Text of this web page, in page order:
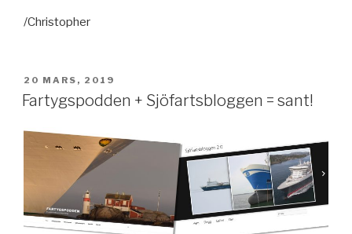
/Christopher
PUBLICERAT
20 MARS, 2019
Fartygspodden + Sjöfartsbloggen = sant!